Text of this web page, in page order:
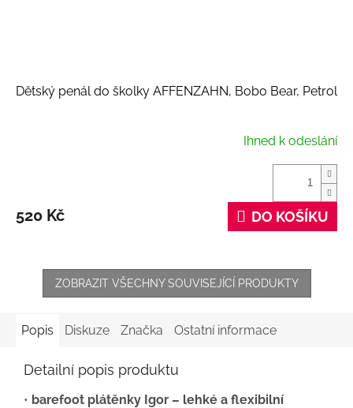
Dětský penál do školky AFFENZAHN, Bobo Bear, Petrol
Ihned k odeslání
520 Kč DO KOŠÍKU
ZOBRAZIT VŠECHNY SOUVISEJÍCÍ PRODUKTY
Popis Diskuze Značka Ostatní informace
Detailní popis produktu
• barefoot plátěnky Igor – lehké a flexibilní